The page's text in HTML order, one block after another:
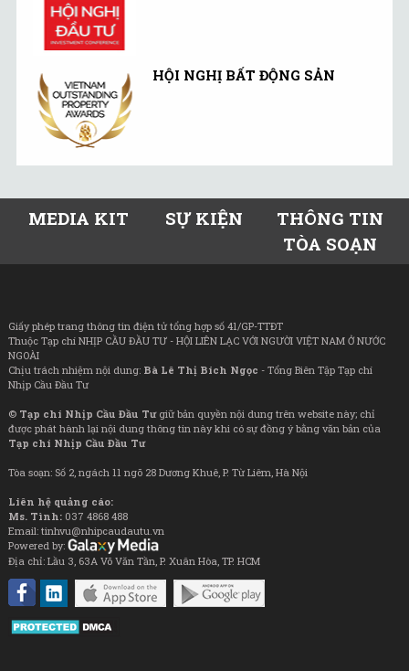
HỘI NGHỊ BẤT ĐỘNG SẢN
MEDIA KIT SỰ KIỆN
THÔNG TIN
TÒA SOẠN
Giấy phép trang thông tin điện tử tổng hợp số 41/GP-TTĐT
Thuộc Tạp chí NHỊP CẦU ĐẦU TƯ - HỘI LIÊN LẠC VỚI NGƯỜI VIỆT NAM Ở NƯỚC
NGOÀI
Chịu trách nhiệm nội dung: Bà Lê Thị Bích Ngọc - Tổng Biên Tập Tạp chí
Nhịp Cầu Đầu Tư
© Tạp chí Nhịp Cầu Đầu Tưgiữ bản quyền nội dung trên website này; chỉ
được phát hành lại nội dung thông tin này khi có sự đồng ý bằng văn bản của
Tạp chí Nhịp Cầu Đầu Tư
Tòa soạn: Số 2, ngách 11 ngõ 28 Dương Khuê, P. Từ Liêm, Hà Nội
Liên hệ quảng cáo:
Ms. Tình: 037 4868 488
Email: tinhvu@nhipcaudautu.vn
Powered by:
Địa chỉ: Lầu 3, 63A Võ Văn Tần, P. Xuân Hòa, TP. HCM